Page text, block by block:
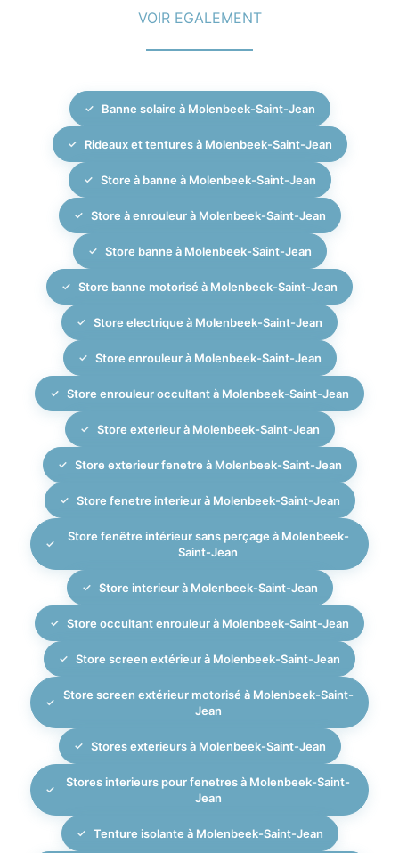
conseillons sur le meilleur mix en fonction de
l’orientation de vos fenêtres, de l’usage de la pièce et
confort thermique), prenons les mesures précises de
détaillé. Après validation, nos installateurs qualifiés
assurent la pose professionnelle des stores
électriques intérieurs, dans le respect des délais et
avec un soin particulier apporté aux détails. Un
service après-vente est également disponible pour
l’entretien et d’éventuels ajustements.
VOIR EGALEMENT
Banne solaire à Molenbeek-Saint-Jean
Rideaux et tentures à Molenbeek-Saint-Jean
Store à banne à Molenbeek-Saint-Jean
Store à enrouleur à Molenbeek-Saint-Jean
Store banne à Molenbeek-Saint-Jean
Store banne motorisé à Molenbeek-Saint-Jean
Store electrique à Molenbeek-Saint-Jean
Store enrouleur à Molenbeek-Saint-Jean
Store enrouleur occultant à Molenbeek-Saint-Jean
Store exterieur à Molenbeek-Saint-Jean
Store exterieur fenetre à Molenbeek-Saint-Jean
Store fenetre interieur à Molenbeek-Saint-Jean
Store fenêtre intérieur sans perçage à Molenbeek-
Saint-Jean
Store interieur à Molenbeek-Saint-Jean
Store occultant enrouleur à Molenbeek-Saint-Jean
Store screen extérieur à Molenbeek-Saint-Jean
Store screen extérieur motorisé à Molenbeek-Saint-
Jean
Stores exterieurs à Molenbeek-Saint-Jean
Stores interieurs pour fenetres à Molenbeek-Saint-
Jean
Tenture isolante à Molenbeek-Saint-Jean